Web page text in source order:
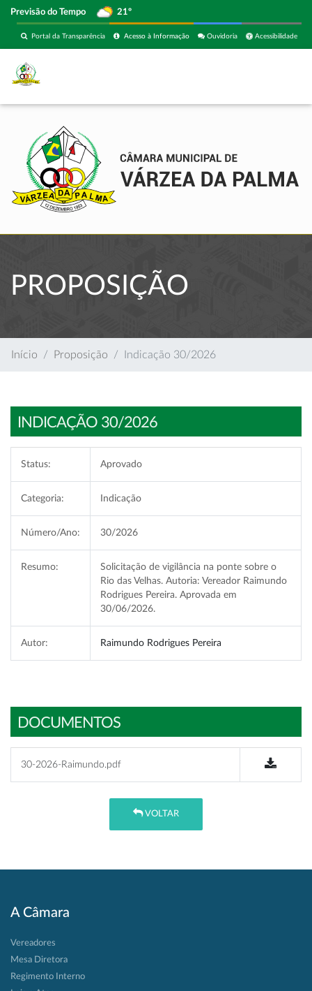
Previsão do Tempo 21º
Acessibilidade
Ouvidoria
Acesso à Informação
Portal da Transparência
PROPOSIÇÃO
Início Proposição Indicação 30/2026
INDICAÇÃO 30/2026
Status: Aprovado
Categoria: Indicação
Número/Ano: 30/2026
Resumo:
Solicitação de vigilância na ponte sobre o
Rio das Velhas. Autoria: Vereador Raimundo
Rodrigues Pereira. Aprovada em
30/06/2026.
Autor: Raimundo Rodrigues Pereira
DOCUMENTOS
30-2026-Raimundo.pdf
VOLTAR
A Câmara
Vereadores
Mesa Diretora
Regimento Interno